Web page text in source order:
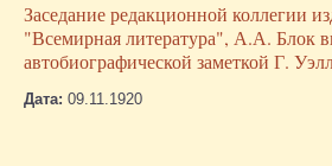
Заседание редакционной коллегии
"Всемирная литература", А.А. Блок
автобиографической заметкой Г.
Дата: 09.11.1920